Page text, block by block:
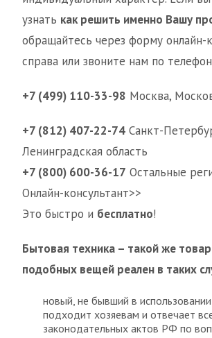
узнать как решить именно Вашу
обращайтесь через форму онлайн-
справа или звоните нам по
+7 (499) 110-33-98 Москва,
+7 (812) 407-22-74 Санкт-
Ленинградская область
+7 (800) 600-36-17 Остальные
Онлайн-консультант>>
Это быстро и бесплатно!
Бытовая техника – такой же
подобных вещей реален в таких
новый, не бывший в
подходит хозяевам и отвечает
законодательных актов РФ по